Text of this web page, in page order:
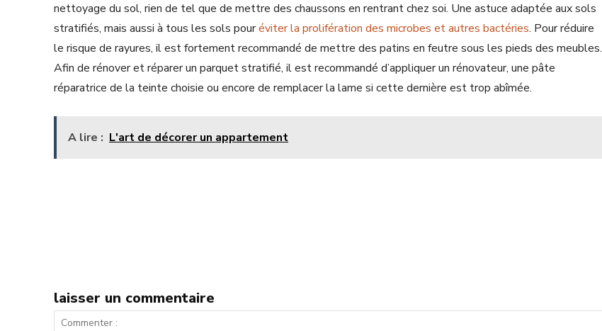
nettoyage du sol, rien de tel que de mettre des chaussons en rentrant chez soi. Une astuce adaptée aux sols
stratifiés, mais aussi à tous les sols pouréviter la prolifération des microbes et autres bactéries. Pour réduire
le risque de rayures, il est fortement recommandé de mettre des patins en feutre sous les pieds des meubles.
Afin de rénover et réparer un parquet stratifié, il est recommandé d’appliquer un rénovateur, une pâte
réparatrice de la teinte choisie ou encore de remplacer la lame si cette dernière est trop abîmée.
A lire : L'art de décorer un appartement
laisser un commentaire